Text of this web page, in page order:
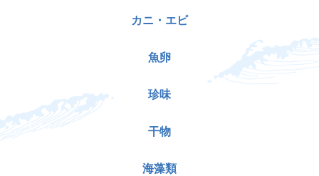
カニ・エビ
魚卵
珍味
干物
海藻類